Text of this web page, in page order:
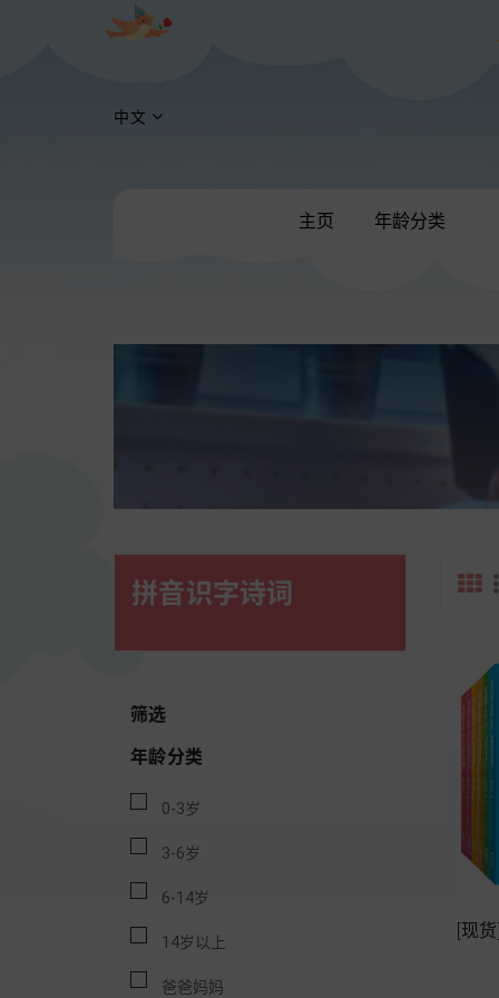
中文
主页 年龄分类
拼音识字诗词
筛选
年龄分类
0-3岁
3-6岁
6-14岁
14岁以上
爸爸妈妈
[现